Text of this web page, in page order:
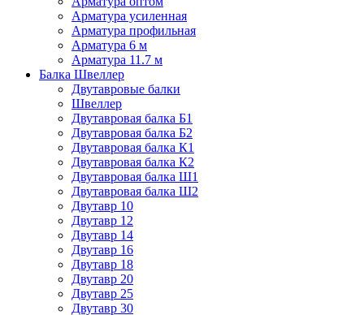
Арматура усиленная
Арматура профильная
Арматура 6 м
Арматура 11.7 м
Балка Швеллер
Двутавровые балки
Швеллер
Двутавровая балка Б1
Двутавровая балка Б2
Двутавровая балка К1
Двутавровая балка К2
Двутавровая балка Ш1
Двутавровая балка Ш2
Двутавр 10
Двутавр 12
Двутавр 14
Двутавр 16
Двутавр 18
Двутавр 20
Двутавр 25
Двутавр 30